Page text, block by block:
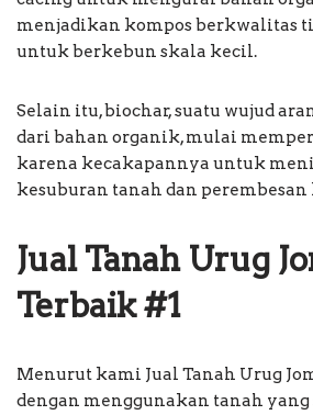
menjadikan kompos berkwalitas
untuk berkebun skala kecil.
Selain itu, biochar, suatu wujud
dari bahan organik, mulai
karena kecakapannya untuk
kesuburan tanah dan perembesan
Jual Tanah Urug
Terbaik #1
Menurut kami Jual Tanah Urug
dengan menggunakan tanah yang